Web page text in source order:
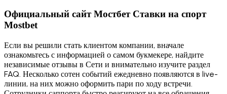
Официальный сайт Мостбет Ставки на спорт
Mostbet
Если вы решили стать клиентом компании, вначале
ознакомьтесь с информацией о самом букмекере, найдите
независимые отзывы в Сети и внимательно изучите раздел
FAQ. Несколько сотен событий ежедневно появляются в live-
линии, на них можно оформить пари по ходу встречи.